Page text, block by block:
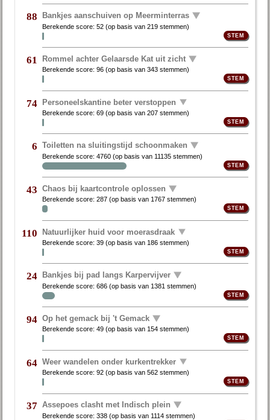
88 Bankjes aanschuiven op Meerminterras
Berekende score:52 (op basis van219 stemmen)
61 Rommel achter Gelaarsde Kat uit zicht
Berekende score:96 (op basis van343 stemmen)
74 Personeelskantine beter verstoppen
Berekende score:69 (op basis van207 stemmen)
6 Toiletten na sluitingstijd schoonmaken
Berekende score:4760 (op basis van 11135 stemmen)
43 Chaos bij kaartcontrole oplossen
Berekende score:287 (op basis van 1767 stemmen)
110 Natuurlijker huid voor moerasdraak
Berekende score:39 (op basis van 186 stemmen)
24 Bankjes bij pad langs Karpervijver
Berekende score:686 (op basis van 1381 stemmen)
94 Op het gemack bij 't Gemack
Berekende score:49 (op basis van 154 stemmen)
64 Weer wandelen onder kurkentrekker
Berekende score:92 (op basis van562 stemmen)
37 Assepoes clasht met Indisch plein
Berekende score:338 (op basis van 1114 stemmen)